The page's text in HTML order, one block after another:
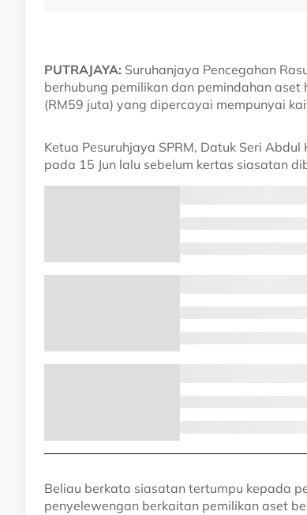
PUTRAJAYA: Suruhanjaya Pencegahan
berhubung pemilikan dan pemindahan
(RM59 juta) yang dipercayai mempunyai
Ketua Pesuruhjaya SPRM, Datuk Seri
pada 15 Jun lalu sebelum kertas siasatan
Beliau berkata siasatan tertumpu kepada
penyelewengan berkaitan pemilikan aset